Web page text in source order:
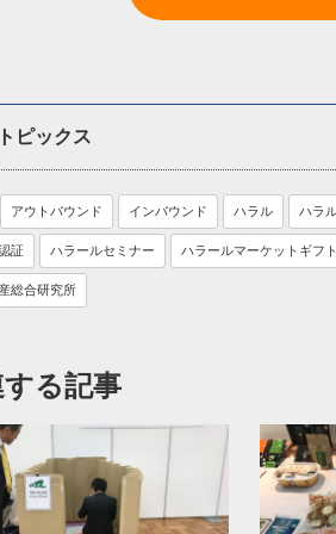
トピックス
アウトバウンド インバウンド ハラル ハラ
証 ハラールセミナー ハラールマーケットギフ
総合研究所
する記事